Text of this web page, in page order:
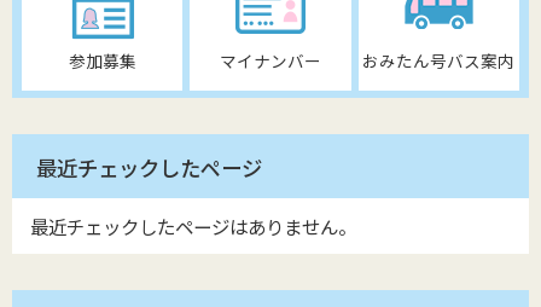
参加募集 マイナンバー おみたん号バス案内
最近チェックしたページ
最近チェックしたページはありません。